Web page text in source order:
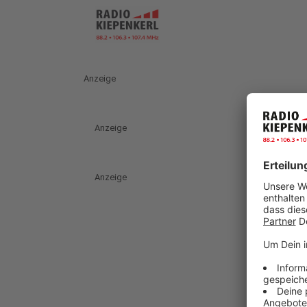
Anzeige
Anzeige
Anzeige